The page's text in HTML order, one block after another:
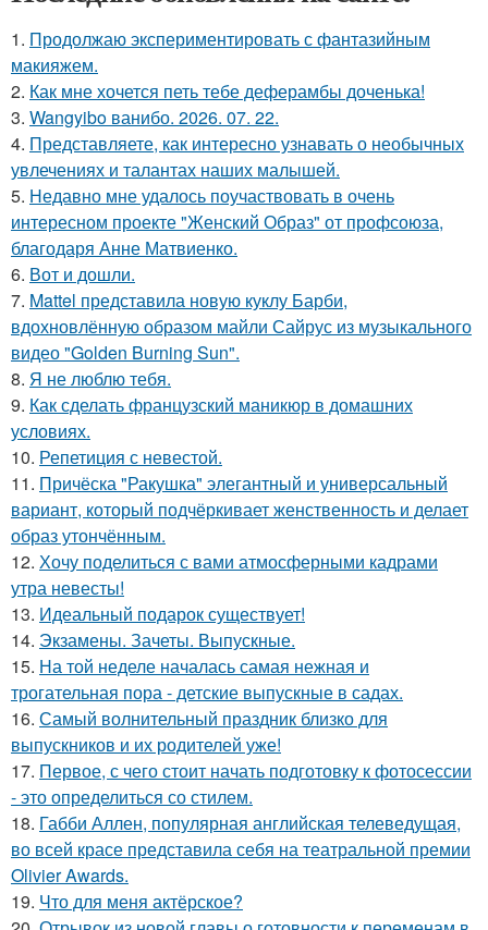
1. Продолжаю экспериментировать с фантазийным
макияжем.
2. Как мне хочется петь тебе деферамбы доченька!
3. Wangyibo ванибо. 2026. 07. 22.
4. Представляете, как интересно узнавать о необычных
увлечениях и талантах наших малышей.
5. Недавно мне удалось поучаствовать в очень
интересном проекте "Женский Образ" от профсоюза,
благодаря Анне Матвиенко.
6. Вот и дошли.
7. Mattel представила новую куклу Барби,
вдохновлённую образом майли Сайрус из музыкального
видео "Golden Burning Sun".
8. Я не люблю тебя.
9. Как сделать французский маникюр в домашних
условиях.
10. Репетиция с невестой.
11. Причёска "Ракушка" элегантный и универсальный
вариант, который подчёркивает женственность и делает
образ утончённым.
12. Хочу поделиться с вами атмосферными кадрами
утра невесты!
13. Идеальный подарок существует!
14. Экзамены. Зачеты. Выпускные.
15. На той неделе началась самая нежная и
трогательная пора - детские выпускные в садах.
16. Самый волнительный праздник близко для
выпускников и их родителей уже!
17. Первое, с чего стоит начать подготовку к фотосессии
- это определиться со стилем.
18. Габби Аллен, популярная английская телеведущая,
во всей красе представила себя на театральной премии
Olivier Awards.
19. Что для меня актёрское?